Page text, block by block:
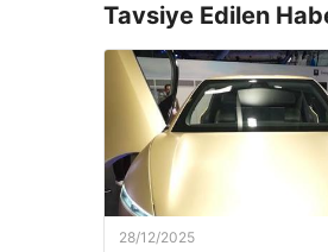
Tavsiye Edilen
28/12/2025